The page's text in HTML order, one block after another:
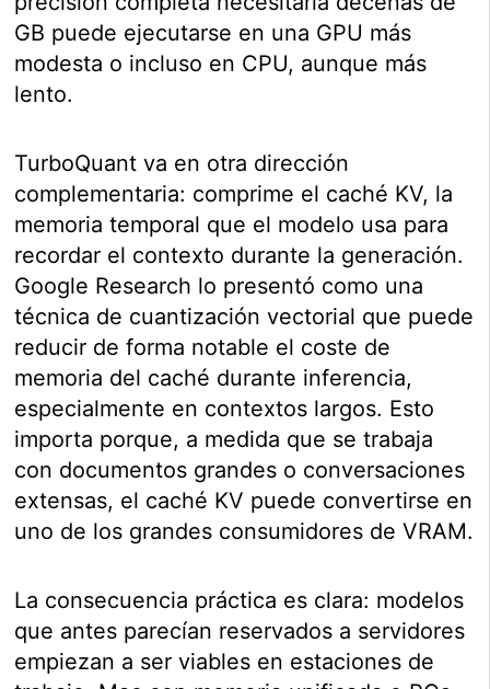
GB puede ejecutarse en una GPU más
modesta o incluso en CPU, aunque más
lento.
TurboQuant va en otra dirección
complementaria: comprime el caché KV, la
memoria temporal que el modelo usa para
recordar el contexto durante la generación.
Google Research lo presentó como una
técnica de cuantización vectorial que puede
reducir de forma notable el coste de
memoria del caché durante inferencia,
especialmente en contextos largos. Esto
importa porque, a medida que se trabaja
con documentos grandes o conversaciones
extensas, el caché KV puede convertirse en
uno de los grandes consumidores de VRAM.
La consecuencia práctica es clara: modelos
que antes parecían reservados a servidores
empiezan a ser viables en estaciones de